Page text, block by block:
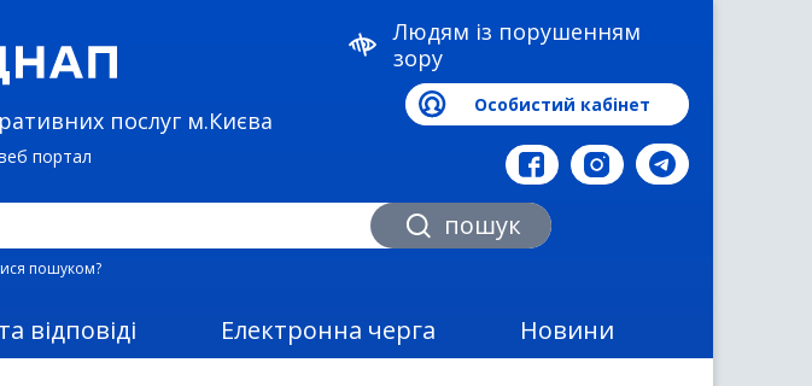
послуг м.Києва
портал
Людям із порушенням
зору
Особистий кабінет
пошук
пошуком?
відповіді Електронна черга Новини